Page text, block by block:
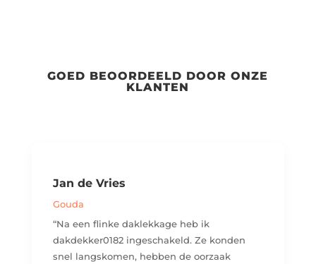
GOED BEOORDEELD DOOR ONZE
KLANTEN
Jan de Vries
Gouda
“Na een flinke daklekkage heb ik
dakdekker0182 ingeschakeld. Ze konden
snel langskomen, hebben de oorzaak